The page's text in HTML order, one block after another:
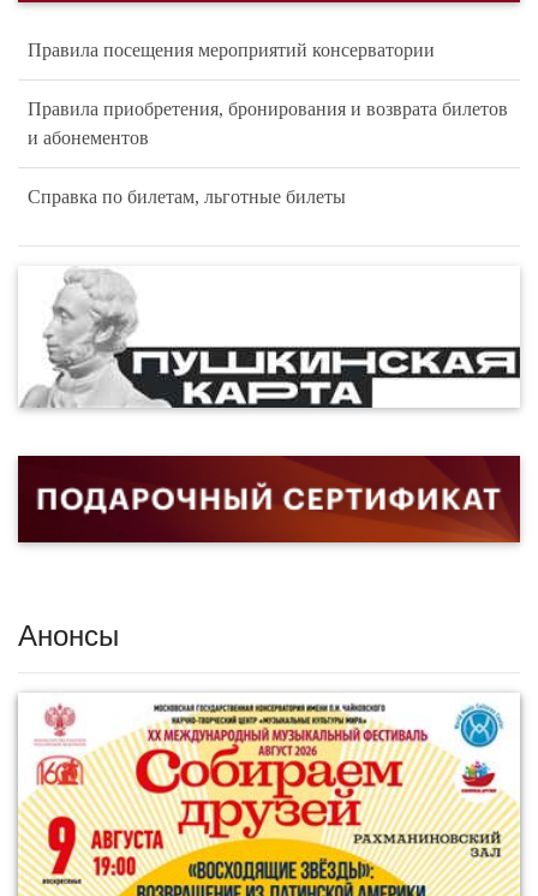
Правила посещения мероприятий консерватории
Правила приобретения, бронирования и возврата билетов
и абонементов
Справка по билетам, льготные билеты
Анонсы